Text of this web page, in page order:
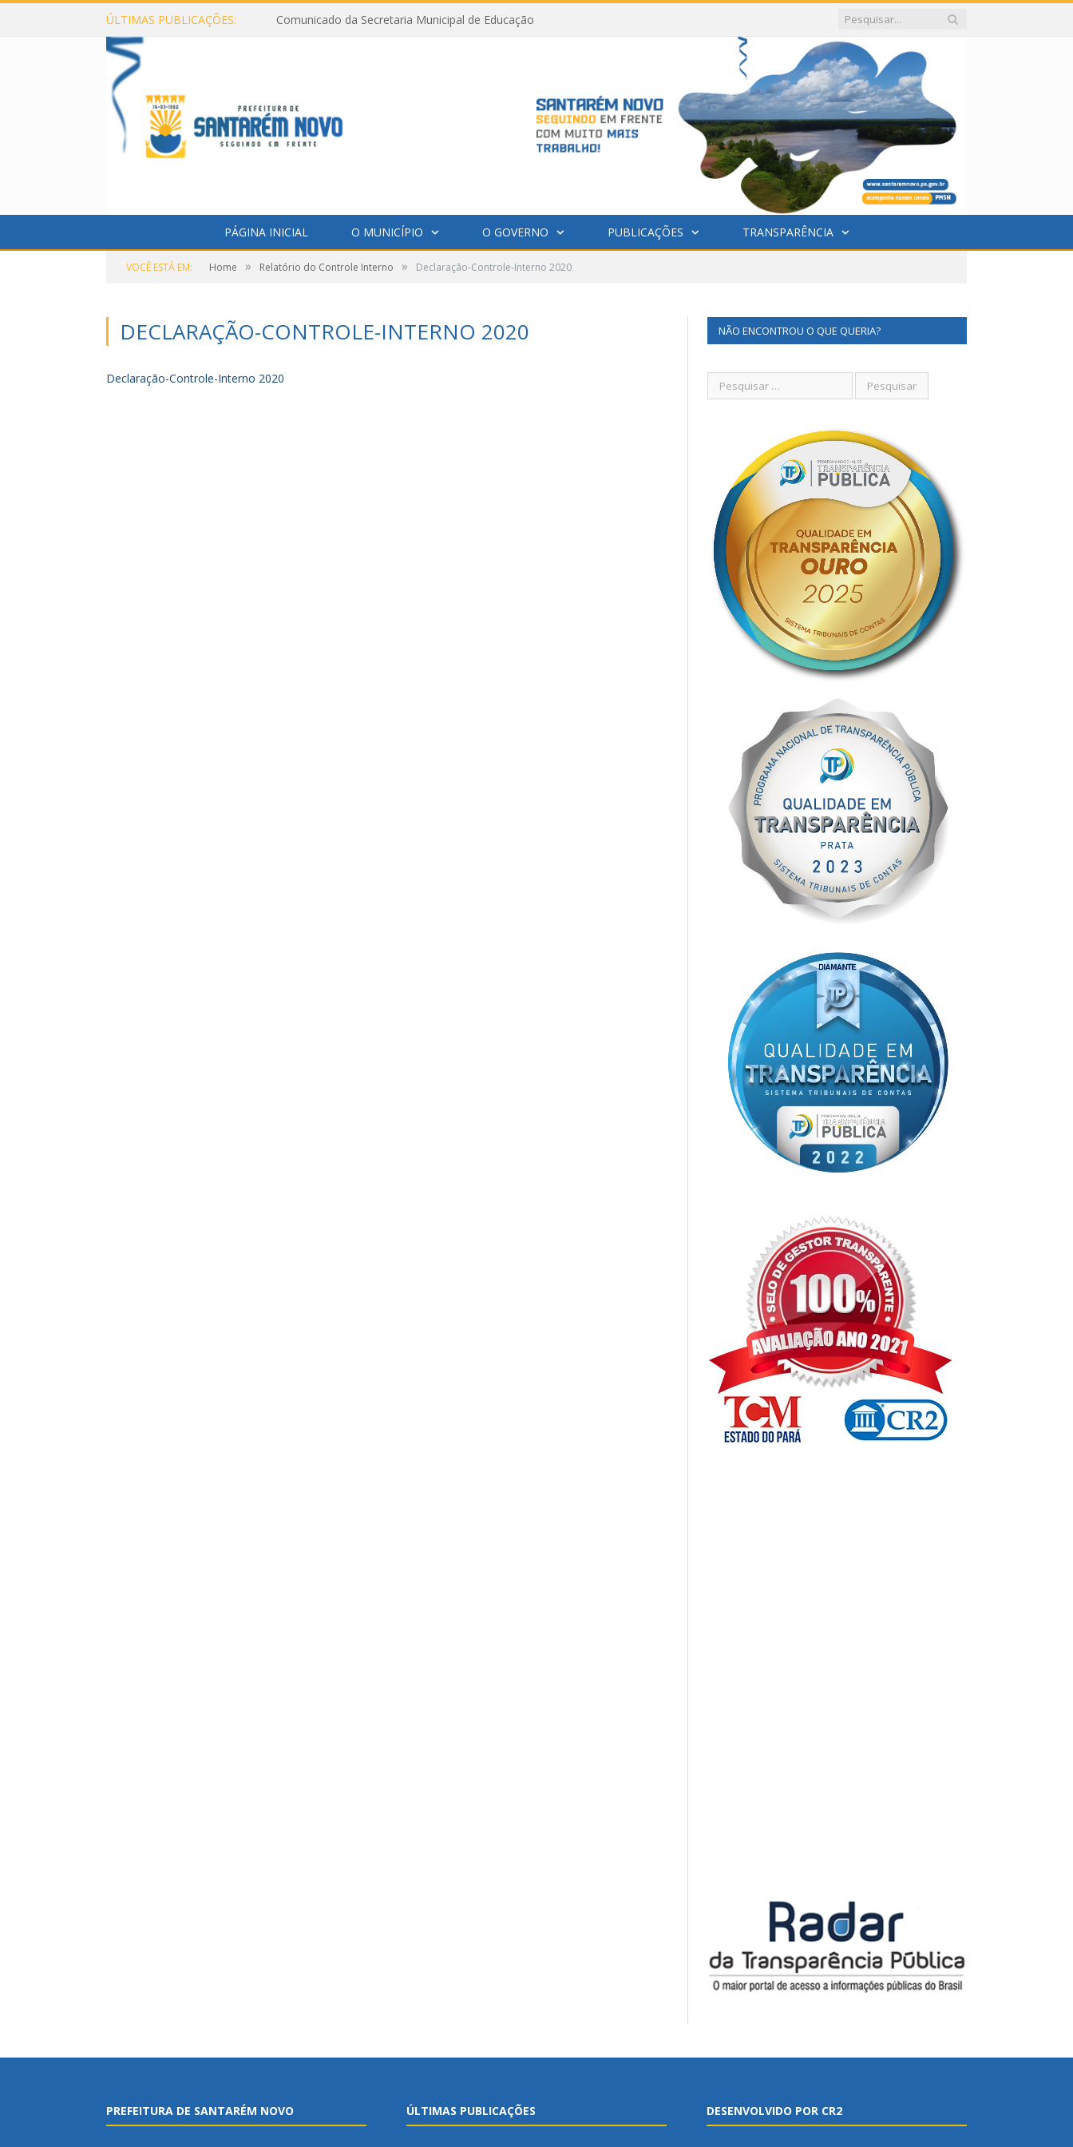
ÚLTIMAS PUBLICAÇÕES: Comunicado da Secretaria Municipal de Educação
PÁGINA INICIAL O MUNICÍPIO O GOVERNO PUBLICAÇÕES TRANSPARÊNCIA
VOCÊ ESTÁ EM: Home » Relatório do Controle Interno » Declaração-Controle-Interno 2020
DECLARAÇÃO-CONTROLE-INTERNO 2020
Declaração-Controle-Interno 2020
NÃO ENCONTROU O QUE QUERIA?
PREFEITURA DE SANTARÉM NOVO ÚLTIMAS PUBLICAÇÕES DESENVOLVIDO POR CR2